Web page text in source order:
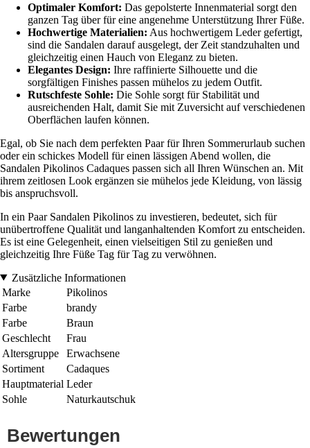
Optimaler Komfort: Das gepolsterte Innenmaterial sorgt den
ganzen Tag über für eine angenehme Unterstützung Ihrer Füße.
Hochwertige Materialien: Aus hochwertigem Leder gefertigt,
sind die Sandalen darauf ausgelegt, der Zeit standzuhalten und
gleichzeitig einen Hauch von Eleganz zu bieten.
Elegantes Design: Ihre raffinierte Silhouette und die
sorgfältigen Finishes passen mühelos zu jedem Outfit.
Rutschfeste Sohle: Die Sohle sorgt für Stabilität und
ausreichenden Halt, damit Sie mit Zuversicht auf verschiedenen
Oberflächen laufen können.
Egal, ob Sie nach dem perfekten Paar für Ihren Sommerurlaub suchen
oder ein schickes Modell für einen lässigen Abend wollen, die
Sandalen Pikolinos Cadaques passen sich all Ihren Wünschen an. Mit
ihrem zeitlosen Look ergänzen sie mühelos jede Kleidung, von lässig
bis anspruchsvoll.
In ein Paar Sandalen Pikolinos zu investieren, bedeutet, sich für
unübertroffene Qualität und langanhaltenden Komfort zu entscheiden.
Es ist eine Gelegenheit, einen vielseitigen Stil zu genießen und
gleichzeitig Ihre Füße Tag für Tag zu verwöhnen.
Zusätzliche Informationen
Marke
Pikolinos
Farbe
brandy
Farbe
Braun
Geschlecht
Frau
Altersgruppe
Erwachsene
Sortiment
Cadaques
Hauptmaterial Leder
Sohle
Naturkautschuk